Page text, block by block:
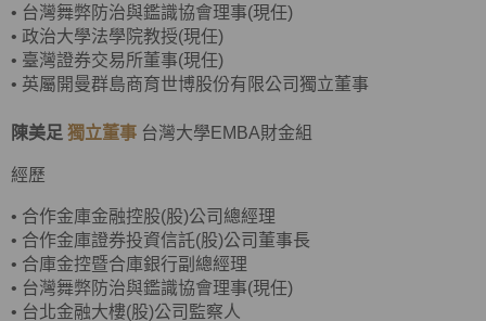
• 台灣舞弊防治與鑑識協會理事(現任)
• 政治大學法學院教授(現任)
• 臺灣證券交易所董事(現任)
• 英屬開曼群島商育世博股份有限公司獨立董事
陳美足 獨立董事 台灣大學EMBA財金組
經歷
• 合作金庫金融控股(股)公司總經理
• 合作金庫證券投資信託(股)公司董事長
• 合庫金控暨合庫銀行副總經理
• 台灣舞弊防治與鑑識協會理事(現任)
• 台北金融大樓(股)公司監察人